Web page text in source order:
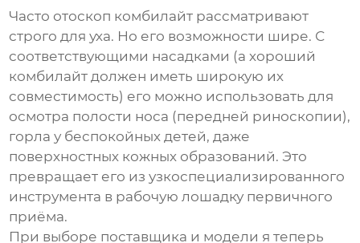
Часто отоскоп комбилайт рассматривают
строго для уха. Но его возможности шире. С
соответствующими насадками (а хороший
комбилайт должен иметь широкую их
совместимость) его можно использовать для
осмотра полости носа (передней риноскопии),
горла у беспокойных детей, даже
поверхностных кожных образований. Это
превращает его из узкоспециализированного
инструмента в рабочую лошадку первичного
приёма.
При выборе поставщика и модели я теперь